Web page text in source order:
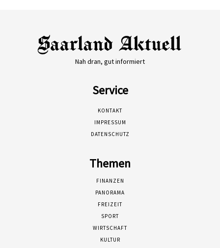
Nah dran, gut informiert
Service
KONTAKT
IMPRESSUM
DATENSCHUTZ
Themen
FINANZEN
PANORAMA
FREIZEIT
SPORT
WIRTSCHAFT
KULTUR